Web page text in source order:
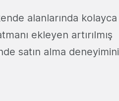
alanlarında kolayca
ekleyen artırılmış
satın alma deneyimini